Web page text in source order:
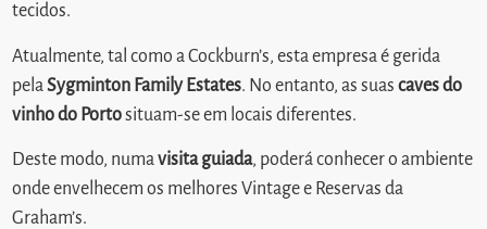
tecidos.
Atualmente, tal como a Cockburn’s, esta empresa é gerida
pelaSygminton Family Estates. No entanto, as suascaves do
vinho do Portosituam-se em locais diferentes.
Deste modo, numavisita guiada, poderá conhecer o ambiente
onde envelhecem os melhores Vintage e Reservas da
Graham’s.